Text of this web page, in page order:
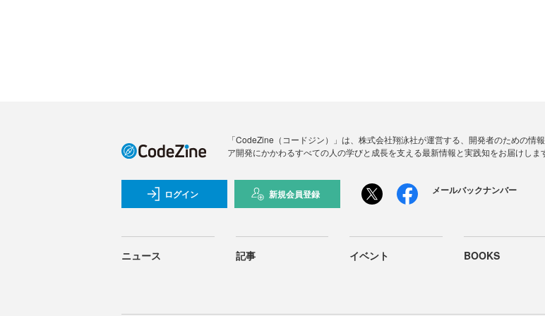
「CodeZine（コードジン）」は、株式会社翔泳社が運営する、開発者のための
ア開発にかかわるすべての人の学びと成長を支える最新情報と実践知をお届けしま
ログイン 新規会員登録 メールバックナンバー
ニュース 記事 イベント BOOKS